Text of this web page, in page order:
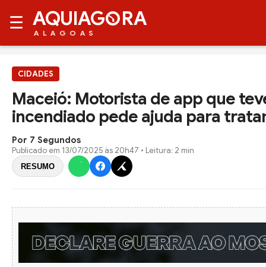
☰ AQUIAG RA
ALAGOAS
CIDADES
Maceió: Motorista de app que
incendiado pede ajuda para
Por 7 Segundos
Publicado em 13/07/2025 às 20h47 • Leitura: 2 min
RESUMO